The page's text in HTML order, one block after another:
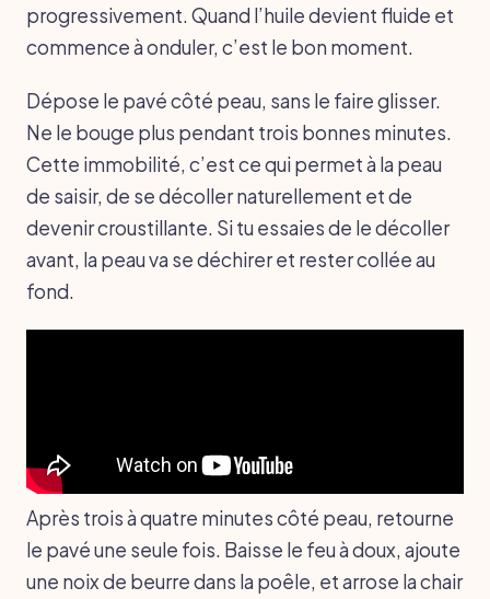
progressivement. Quand l’huile devient fluide et
commence à onduler, c’est le bon moment.
Dépose le pavé côté peau, sans le faire glisser.
Ne le bouge plus pendant trois bonnes minutes.
Cette immobilité, c’est ce qui permet à la peau
de saisir, de se décoller naturellement et de
devenir croustillante. Si tu essaies de le décoller
avant, la peau va se déchirer et rester collée au
fond.
Après trois à quatre minutes côté peau, retourne
le pavé une seule fois. Baisse le feu à doux, ajoute
une noix de beurre dans la poêle, et arrose la chair